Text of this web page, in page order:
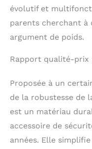
évolutif et
parents cherchant à
argument de poids.
Rapport qualité-prix
Proposée à un
de la robustesse de
est un matériau
accessoire de
années. Elle